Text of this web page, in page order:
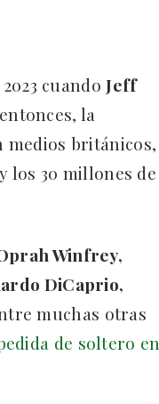
cuandoJeff
la
medios británicos,
los 30 millones de
Winfrey,
DiCaprio,
muchas otras
de soltero en